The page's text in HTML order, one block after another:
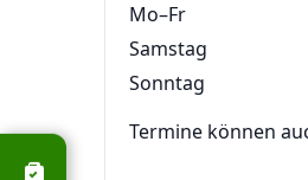
Mo–Fr
Samstag
Sonntag
Termine können